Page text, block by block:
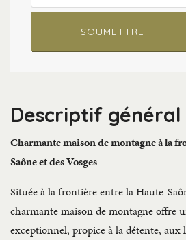
SOUMETTRE
Descriptif général
Charmante maison de montagne à la
Saône et des Vosges
Située à la frontière entre la Haute-
charmante maison de montagne offre
exceptionnel, propice à la détente, aux